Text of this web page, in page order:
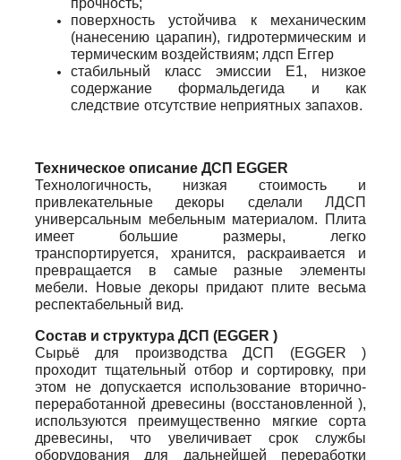
прочность;
поверхность устойчива к механическим
(нанесению царапин), гидротермическим и
термическим воздействиям; лдсп Еггер
стабильный класс эмиссии Е1, низкое
содержание формальдегида и как
следствие отсутствие неприятных запахов.
Техническое описание ДСП EGGER
Технологичность, низкая стоимость и
привлекательные декоры сделали ЛДСП
универсальным мебельным материалом. Плита
имеет большие размеры, легко
транспортируется, хранится, раскраивается и
превращается в самые разные элементы
мебели. Новые декоры придают плите весьма
респектабельный вид.
Состав и структура ДСП (EGGER )
Сырьё для производства ДСП (EGGER )
проходит тщательный отбор и сортировку, при
этом не допускается использование вторично-
переработанной древесины (восстановленной ),
используются преимущественно мягкие сорта
древесины, что увеличивает срок службы
оборудования для дальнейшей переработки